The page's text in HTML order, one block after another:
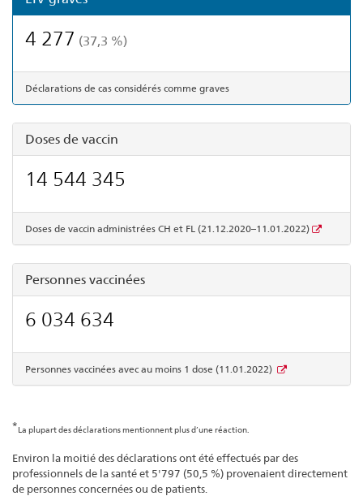
4 277 (37,3 %)
Déclarations de cas considérés comme graves
Doses de vaccin
14 544 345
Doses de vaccin administrées CH et FL (21.12.2020–11.01.2022)
Personnes vaccinées
6 034 634
Personnes vaccinées avec au moins 1 dose (11.01.2022)
*La plupart des déclarations mentionnent plus d’une réaction.
Environ la moitié des déclarations ont été effectués par des
professionnels de la santé et 5'797 (50,5 %) provenaient directement
de personnes concernées ou de patients.